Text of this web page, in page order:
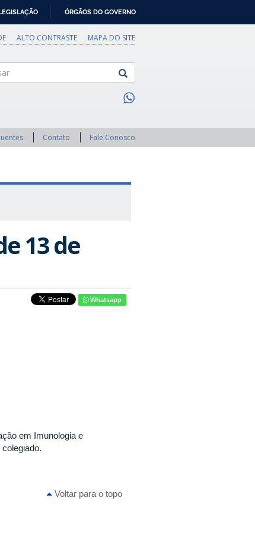
ÓRGÃOS DO GOVERNO
ALTO CONTRASTE MAPA DO SITE
Contato Fale Conosco
13 de
Whatsapp
em Imunologia e
Voltar para o topo